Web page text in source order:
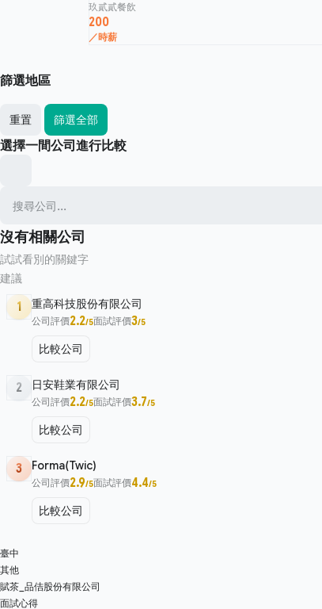
玖貳貳餐飲
200
／時薪
篩選地區
重置 篩選全部
選擇一間公司進行比較
沒有相關公司
試試看別的關鍵字
建議
1 重高科技股份有限公司
公司評價2.2/5面試評價3/5
比較公司
2 日安鞋業有限公司
公司評價2.2/5面試評價3.7/5
比較公司
3 Forma(Twic)
公司評價2.9/5面試評價4.4/5
比較公司
臺中
其他
賦茶_品佶股份有限公司
面試心得